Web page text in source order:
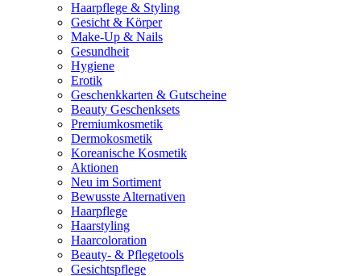
Haarpflege & Styling
Gesicht & Körper
Make-Up & Nails
Gesundheit
Hygiene
Erotik
Geschenkkarten & Gutscheine
Beauty Geschenksets
Premiumkosmetik
Dermokosmetik
Koreanische Kosmetik
Aktionen
Neu im Sortiment
Bewusste Alternativen
Haarpflege
Haarstyling
Haarcoloration
Beauty- & Pflegetools
Gesichtspflege